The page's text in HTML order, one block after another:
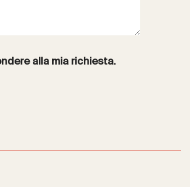
alla mia richiesta.